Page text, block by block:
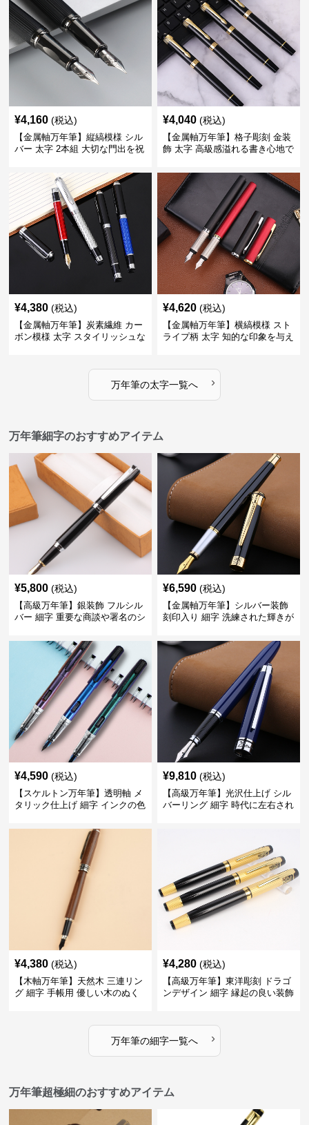
¥4,160 (税込)
【金属軸万年筆】縦縞模様 シル
バー 太字 2本組 大切な門出を祝
ト
¥4,040 (税込)
【金属軸万年筆】格子彫刻 金装
飾 太字 高級感溢れる書き心地で
¥4,380 (税込)
【金属軸万年筆】炭素繊維 カー
ボン模様 太字 スタイリッシュな
¥4,620 (税込)
【金属軸万年筆】横縞模様 スト
ライプ柄 太字 知的な印象を与え
万年筆の太字一覧へ ›
万年筆細字のおすすめアイテム
¥5,800 (税込)
【高級万年筆】銀装飾 フルシル
バー 細字 重要な商談や署名のシ
てくれる
¥6,590 (税込)
【金属軸万年筆】シルバー装飾
刻印入り 細字 洗練された輝きが
¥4,590 (税込)
【スケルトン万年筆】透明軸 メ
タリック仕上げ 細字 インクの色
する
¥9,810 (税込)
【高級万年筆】光沢仕上げ シル
バーリング 細字 時代に左右され
¥4,380 (税込)
【木軸万年筆】天然木 三連リン
グ 細字 手帳用 優しい木のぬく
¥4,280 (税込)
【高級万年筆】東洋彫刻 ドラゴ
ンデザイン 細字 縁起の良い装飾
万年筆の細字一覧へ ›
万年筆超極細のおすすめアイテム